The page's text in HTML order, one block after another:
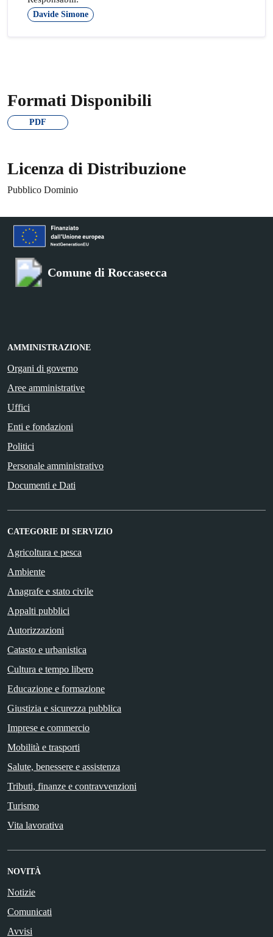
Davide Simone
Formati Disponibili
PDF
Licenza di Distribuzione
Pubblico Dominio
Comune di Roccasecca
AMMINISTRAZIONE
Organi di governo
Aree amministrative
Uffici
Enti e fondazioni
Politici
Personale amministrativo
Documenti e Dati
CATEGORIE DI SERVIZIO
Agricoltura e pesca
Ambiente
Anagrafe e stato civile
Appalti pubblici
Autorizzazioni
Catasto e urbanistica
Cultura e tempo libero
Educazione e formazione
Giustizia e sicurezza pubblica
Imprese e commercio
Mobilità e trasporti
Salute, benessere e assistenza
Tributi, finanze e contravvenzioni
Turismo
Vita lavorativa
NOVITÀ
Notizie
Comunicati
Avvisi